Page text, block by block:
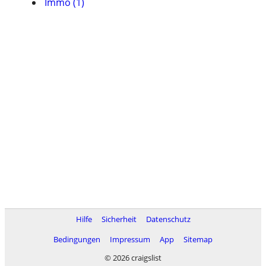
Hilfe Sicherheit
Datenschutz
Bedingungen
Impressum App
Sitemap
© 2026 craigslist